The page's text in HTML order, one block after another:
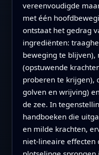
vereenvoudigde
met één
ontstaat het gedrag
ingrediënten:
beweging te blijven),
(opstuwende
proberen te krijgen),
golven en wrijving)
de zee. In
handboeken die
en milde krachten,
niet-lineaire effecten